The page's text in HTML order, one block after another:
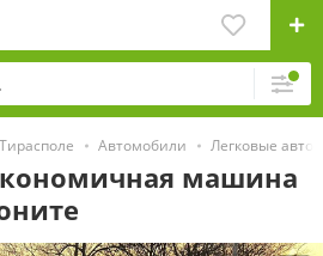
Автомобили Легковые
машина